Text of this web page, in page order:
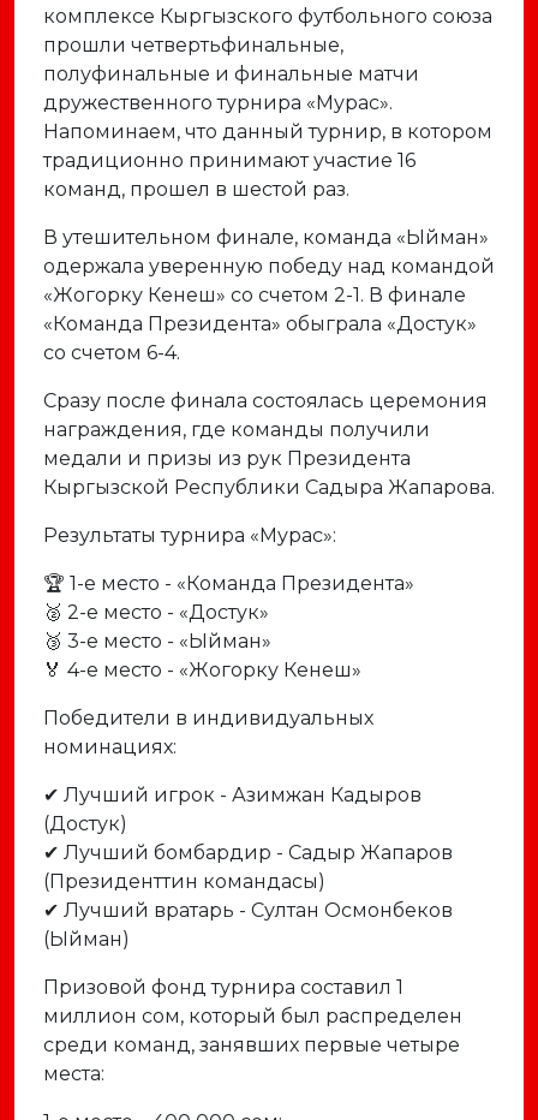
комплексе Кыргызского футбольного союза
прошли четвертьфинальные,
полуфинальные и финальные матчи
дружественного турнира «Мурас».
Напоминаем, что данный турнир, в котором
традиционно принимают участие 16
команд, прошел в шестой раз.
В утешительном финале, команда «Ыйман»
одержала уверенную победу над командой
«Жогорку Кенеш» со счетом 2-1. В финале
«Команда Президента» обыграла «Достук»
со счетом 6-4.
Сразу после финала состоялась церемония
награждения, где команды получили
медали и призы из рук Президента
Кыргызской Республики Садыра Жапарова.
Результаты турнира «Мурас»:
🏆 1-е место - «Команда Президента»
🥈 2-е место - «Достук»
🥉 3-е место - «Ыйман»
🏅 4-е место - «Жогорку Кенеш»
Победители в индивидуальных
номинациях:
✔ Лучший игрок - Азимжан Кадыров
(Достук)
✔ Лучший бомбардир - Садыр Жапаров
(Президенттин командасы)
✔ Лучший вратарь - Султан Осмонбеков
(Ыйман)
Призовой фонд турнира составил 1
миллион сом, который был распределен
среди команд, занявших первые четыре
места: